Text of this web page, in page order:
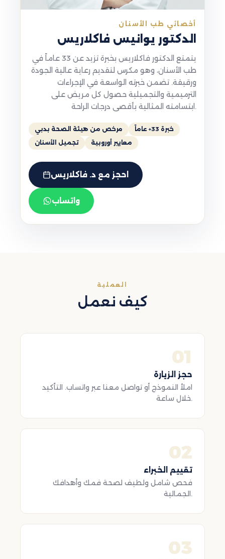
أخصائي طب الأسنان
الدكتور يوانيس فاكلاريس
يتمتع الدكتور فاكلاريس بخبرة تزيد عن 33 عاماً في
طب الأسنان، وهو مكرس لتقديم رعاية عالية الجودة
ورقيقة. تضمن خبرته الواسعة في الإجراءات
الترميمية والتجميلية حصول كل مريض على
ابتسامته المثالية بأقصى درجات الراحة.
مرخص من هيئة الصحة بدبي
خبرة 33+ عاماً
تجميل الأسنان
معايير أوروبية
احجز مع د. فاكلاريس
واتساب
العملية
كيف نعمل
01
حجز الزيارة
املأ النموذج أو تواصل معنا عبر واتساب. التأكيد
خلال ساعة.
02
تقييم الخبراء
فحص شامل ولطيف لصحة فمك وأهدافك
الجمالية.
03